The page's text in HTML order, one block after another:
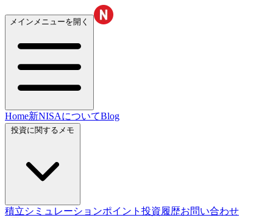
メインメニューを開く
Home新NISAについてBlog
積立シミュレーションポイント投資履歴お問い合わせ